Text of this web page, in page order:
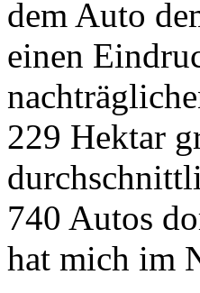
dem Auto
einen
229 Hektar
740 Autos
hat mich im